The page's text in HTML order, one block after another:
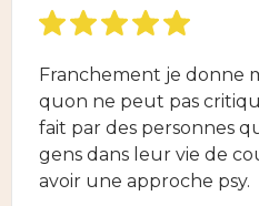
Franchement je donne
quon ne peut pas
fait par des personnes
gens dans leur vie de
avoir une approche psy.